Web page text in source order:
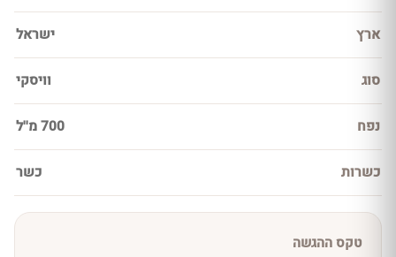
ארץ ישראל
סוג וויסקי
נפח 700 מ''ל
כשרות כשר
טקס ההגשה